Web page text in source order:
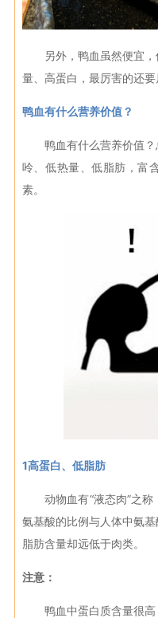
另外，鸭血虽然便宜
量、高蛋白，最厉害的还要
鸭血有什么营养价值？
鸭血有什么营养价值
呤、低热量、低脂肪，富
素。
1高蛋白、低脂肪
动物血有“液态肉”之
氨基酸的比例与人体中氨
脂肪含量却远低于肉类。
注意：
鸭血中蛋白质含量很